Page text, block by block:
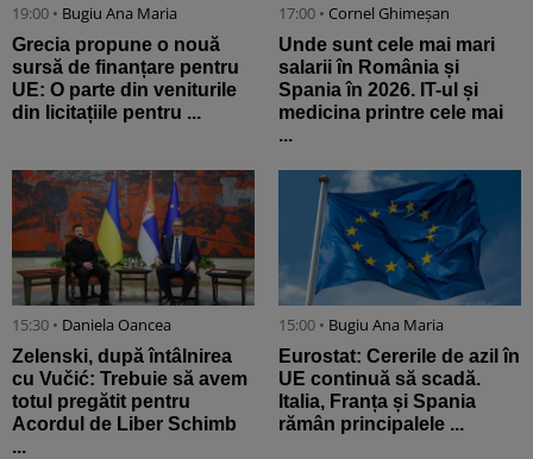
19:00 • Bugiu ⁠Ana Maria
Grecia propune o nouă
sursă de finanțare pentru
UE: O parte din veniturile
din licitațiile pentru ...
17:00 • Cornel Ghimeșan
Unde sunt cele mai mari
salarii în România și
Spania în 2026. IT-ul și
medicina printre cele mai
...
15:30 • Daniela Oancea
Zelenski, după întâlnirea
cu Vučić: Trebuie să avem
totul pregătit pentru
Acordul de Liber Schimb
...
15:00 • Bugiu ⁠Ana Maria
Eurostat: Cererile de azil în
UE continuă să scadă.
Italia, Franța și Spania
rămân principalele ...